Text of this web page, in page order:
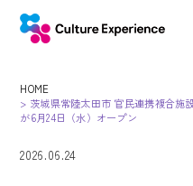
HOME
> 茨城県常陸太田市 官民連携複合施
が6月24日（水）オープン
2026.06.24